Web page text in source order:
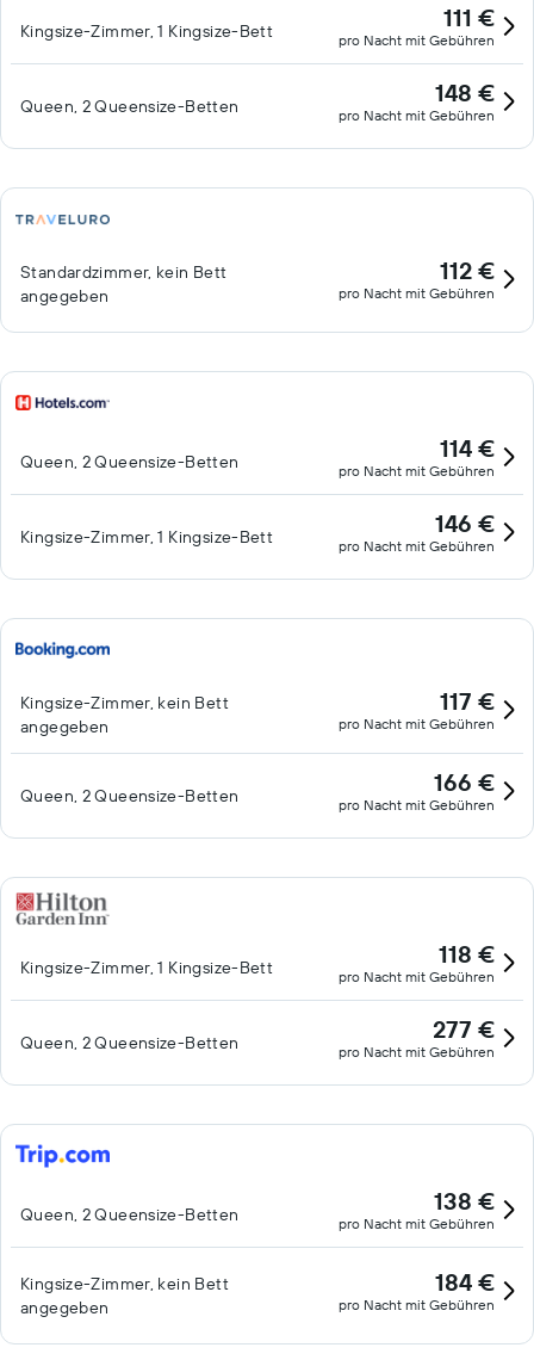
Kingsize-Zimmer, 1 Kingsize-Bett 111 €
pro Nacht mit Gebühren
Queen, 2 Queensize-Betten 148 €
pro Nacht mit Gebühren
Standardzimmer, kein Bett
angegeben
112 €
pro Nacht mit Gebühren
Queen, 2 Queensize-Betten 114 €
pro Nacht mit Gebühren
Kingsize-Zimmer, 1 Kingsize-Bett 146 €
pro Nacht mit Gebühren
Kingsize-Zimmer, kein Bett
angegeben
117 €
pro Nacht mit Gebühren
Queen, 2 Queensize-Betten 166 €
pro Nacht mit Gebühren
Kingsize-Zimmer, 1 Kingsize-Bett 118 €
pro Nacht mit Gebühren
Queen, 2 Queensize-Betten 277 €
pro Nacht mit Gebühren
Queen, 2 Queensize-Betten 138 €
pro Nacht mit Gebühren
Kingsize-Zimmer, kein Bett
angegeben
184 €
pro Nacht mit Gebühren